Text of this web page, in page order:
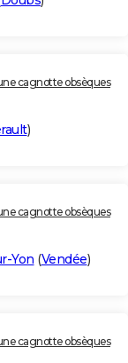
cagnotte obsèques
)
cagnotte obsèques
Yon (Vendée)
cagnotte obsèques